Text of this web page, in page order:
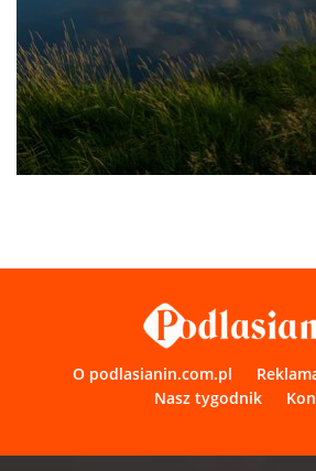
O podlasianin.com.pl
Nasz tygodnik